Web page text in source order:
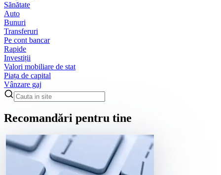
Sănătate
Auto
Bunuri
Transferuri
Pe cont bancar
Rapide
Investiții
Valori mobiliare de stat
Piața de capital
Vânzare gaj
Recomandări pentru tine